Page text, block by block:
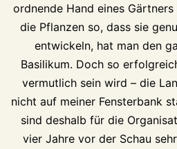
ordnende Hand eines
die Pflanzen so, dass sie
entwickeln, hat man den
Basilikum. Doch so
vermutlich sein wird – die
nicht auf meiner Fensterbank
sind deshalb für die
vier Jahre vor der Schau